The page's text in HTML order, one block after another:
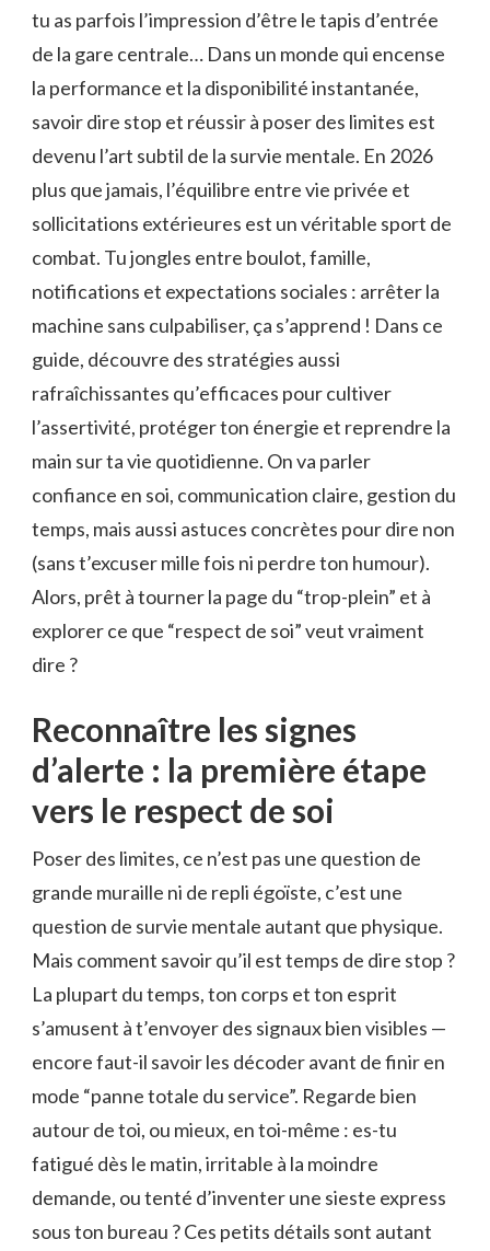
tu as parfois l’impression d’être le tapis d’entrée
de la gare centrale… Dans un monde qui encense
la performance et la disponibilité instantanée,
savoir dire stop et réussir à poser des limites est
devenu l’art subtil de la survie mentale. En 2026
plus que jamais, l’équilibre entre vie privée et
sollicitations extérieures est un véritable sport de
combat. Tu jongles entre boulot, famille,
notifications et expectations sociales : arrêter la
machine sans culpabiliser, ça s’apprend ! Dans ce
guide, découvre des stratégies aussi
rafraîchissantes qu’efficaces pour cultiver
l’assertivité, protéger ton énergie et reprendre la
main sur ta vie quotidienne. On va parler
confiance en soi, communication claire, gestion du
temps, mais aussi astuces concrètes pour dire non
(sans t’excuser mille fois ni perdre ton humour).
Alors, prêt à tourner la page du “trop-plein” et à
explorer ce que “respect de soi” veut vraiment
dire ?
Reconnaître les signes
d’alerte : la première étape
vers le respect de soi
Poser des limites, ce n’est pas une question de
grande muraille ni de repli égoïste, c’est une
question de survie mentale autant que physique.
Mais comment savoir qu’il est temps de dire stop ?
La plupart du temps, ton corps et ton esprit
s’amusent à t’envoyer des signaux bien visibles —
encore faut-il savoir les décoder avant de finir en
mode “panne totale du service”. Regarde bien
autour de toi, ou mieux, en toi-même : es-tu
fatigué dès le matin, irritable à la moindre
demande, ou tenté d’inventer une sieste express
sous ton bureau ? Ces petits détails sont autant